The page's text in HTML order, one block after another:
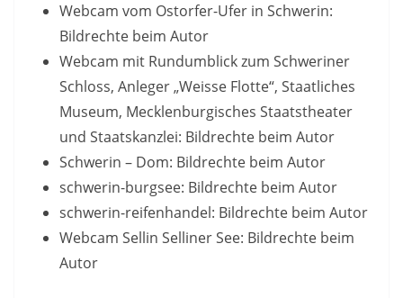
Webcam vom Ostorfer-Ufer in Schwerin:
Bildrechte beim Autor
Webcam mit Rundumblick zum Schweriner
Schloss, Anleger „Weisse Flotte“, Staatliches
Museum, Mecklenburgisches Staatstheater
und Staatskanzlei: Bildrechte beim Autor
Schwerin – Dom: Bildrechte beim Autor
schwerin-burgsee: Bildrechte beim Autor
schwerin-reifenhandel: Bildrechte beim Autor
Webcam Sellin Selliner See: Bildrechte beim
Autor